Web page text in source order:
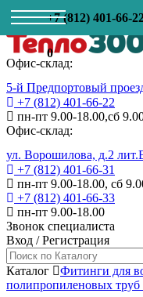
+7 (812) 401-66-
0
Офис-склад:
5-й Предпортовый
+7 (812) 401-66-22
пн-пт 9.00-18.00,сб
Офис-склад:
ул. Ворошилова, д.2
+7 (812) 401-66-31
пн-пт 9.00-18.00, сб
+7 (812) 401-66-33
пн-пт 9.00-18.00
Звонок специалиста
Вход /Регистрация
Каталог Фитинги для
полипропиленовых труб